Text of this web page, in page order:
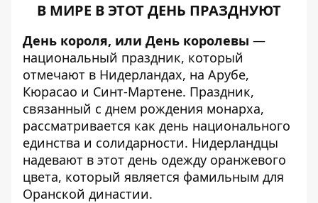
В МИРЕ В ЭТОТ ДЕНЬ ПРАЗДНУЮТ
День короля, или День королевы —
национальный праздник, который
отмечают в Нидерландах, на Арубе,
Кюрасао и Синт-Мартене. Праздник,
связанный с днем рождения монарха,
рассматривается как день национального
единства и солидарности. Нидерландцы
надевают в этот день одежду оранжевого
цвета, который является фамильным для
Оранской династии.